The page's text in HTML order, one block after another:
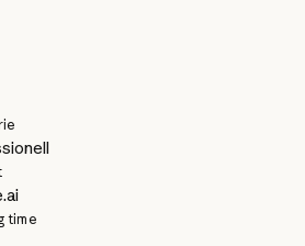
time